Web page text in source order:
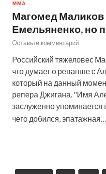
MMA
Магомед Маликов
Емельяненко, но
Оставьте комментарий
Российский тяжеловес
что думает о реванше с
который на данный
репера Джигана. "Имя
заслуженно упоминается
чего добился, эпатажная…